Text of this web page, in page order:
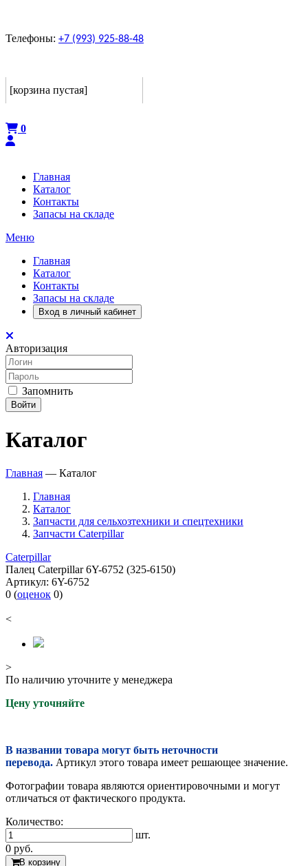
Телефоны: +7 (993) 925-88-48
[корзина пустая]
0
Главная
Каталог
Контакты
Запасы на складе
Меню
Главная
Каталог
Контакты
Запасы на складе
Вход в личный кабинет
Авторизация
Запомнить
Войти
Каталог
Главная — Каталог
Главная
Каталог
Запчасти для сельхозтехники и спецтехники
Запчасти Caterpillar
Caterpillar
Палец Caterpillar 6Y-6752 (325-6150)
Артикул: 6Y-6752
0 (оценок 0)
<
>
По наличию уточните у менеджера
Цену уточняйте
В названии товара могут быть неточности
перевода. Артикул этого товара имеет решающее значение.
Фотографии товара являются ориентировочными и могут
отличаться от фактического продукта.
Количество:
шт.
0 руб.
В корзину